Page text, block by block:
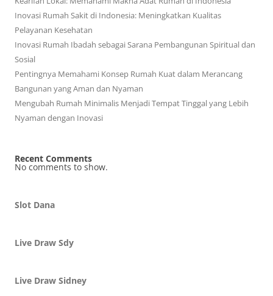
Inovasi Rumah Sakit di Indonesia: Meningkatkan Kualitas
Pelayanan Kesehatan
Inovasi Rumah Ibadah sebagai Sarana Pembangunan Spiritual dan
Sosial
Pentingnya Memahami Konsep Rumah Kuat dalam Merancang
Bangunan yang Aman dan Nyaman
Mengubah Rumah Minimalis Menjadi Tempat Tinggal yang Lebih
Nyaman dengan Inovasi
Recent Comments
No comments to show.
Slot Dana
Live Draw Sdy
Live Draw Sidney